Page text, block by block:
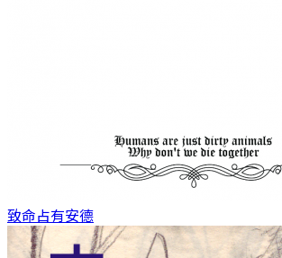
致命占有安德